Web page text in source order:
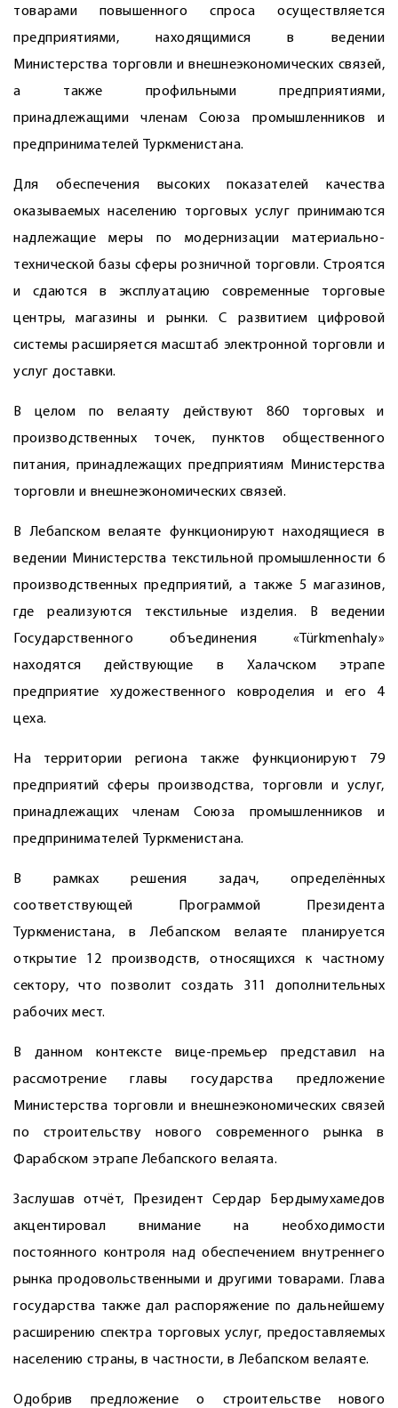
товарами повышенного спроса осуществляется
предприятиями, находящимися в ведении
Министерства торговли и внешнеэкономических связей,
а также профильными предприятиями,
принадлежащими членам Союза промышленников и
предпринимателей Туркменистана.
Для обеспечения высоких показателей качества
оказываемых населению торговых услуг принимаются
надлежащие меры по модернизации материально-
технической базы сферы розничной торговли. Строятся
и сдаются в эксплуатацию современные торговые
центры, магазины и рынки. С развитием цифровой
системы расширяется масштаб электронной торговли и
услуг доставки.
В целом по велаяту действуют 860 торговых и
производственных точек, пунктов общественного
питания, принадлежащих предприятиям Министерства
торговли и внешне­экономических связей.
В Лебапском велаяте функционируют находящиеся в
ведении Министерства текстильной промышленности 6
производственных предприятий, а также 5 магазинов,
где реализуются текстильные изделия. В ведении
Государственного объединения «Türkmenhaly»
находятся действующие в Халачском этрапе
предприятие художественного ковроделия и его 4
цеха.
На территории региона также функционируют 79
предприятий сферы производства, торговли и услуг,
принадлежащих членам Союза промышленников и
предпринимателей Туркменистана.
В рамках решения задач, определённых
соответствующей Программой Президента
Туркменистана, в Лебапском велаяте планируется
открытие 12 производств, относящихся к частному
сектору, что позволит создать 311 дополнительных
рабочих мест.
В данном контексте вице-премьер представил на
рассмотрение главы государства предложение
Министерства торговли и внешнеэкономических связей
по строительству нового современного рынка в
Фарабском этрапе Лебапского велаята.
Заслушав отчёт, Президент Сердар Бердымухамедов
акцентировал внимание на необходимости
постоянного контроля над обеспечением внутреннего
рынка продовольственными и другими товарами. Глава
государства также дал распоряжение по дальнейшему
расширению спектра торговых услуг, предоставляемых
населению страны, в частности, в Лебапском велаяте.
Одобрив предложение о строительстве нового